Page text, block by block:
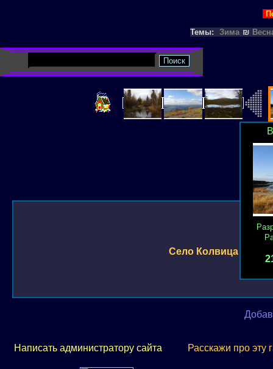
Темы:
Зима ₪
Село Колвица
Написать администратору сайта Расскажи про эту